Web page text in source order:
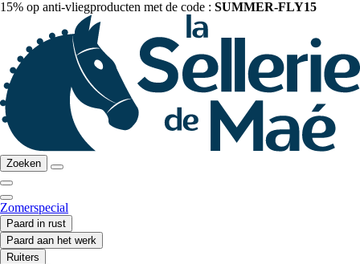
15% op anti-vliegproducten met de code : SUMMER-FLY15
Zoeken
Zomerspecial
Paard in rust
Paard aan het werk
Ruiters